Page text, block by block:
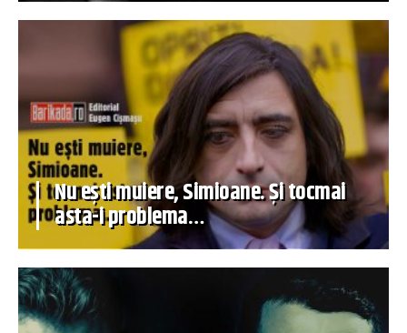
Nu ești muiere, Simioane. Și tocmai
asta-i problema…